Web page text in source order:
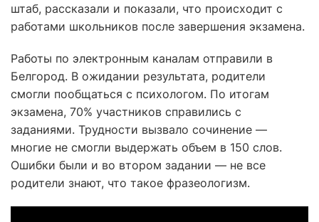
штаб, рассказали и показали, что происходит с
работами школьников после завершения экзамена.
Работы по электронным каналам отправили в
Белгород. В ожидании результата, родители
смогли пообщаться с психологом. По итогам
экзамена, 70% участников справились с
заданиями. Трудности вызвало сочинение —
многие не смогли выдержать объем в 150 слов.
Ошибки были и во втором задании — не все
родители знают, что такое фразеологизм.